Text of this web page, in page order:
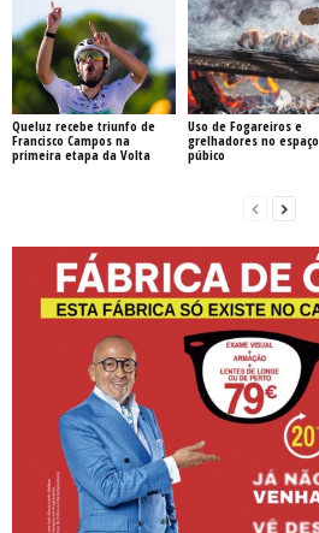
Queluz recebe triunfo de
Francisco Campos na
primeira etapa da Volta
Uso de Fogareiros e
grelhadores no espaço
púbico